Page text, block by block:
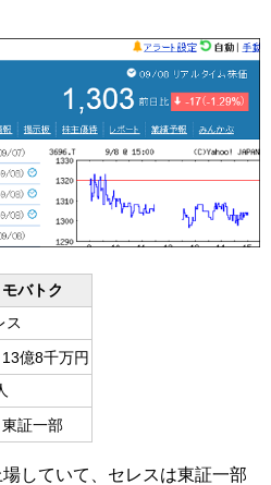
モバトク
ス
13億8千万円
東証一部
していて、セレスは東証一部